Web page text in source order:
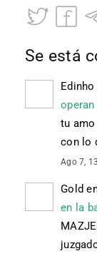
Se está
Edinho
tu
con lo
Ago 7,
Gold
en la